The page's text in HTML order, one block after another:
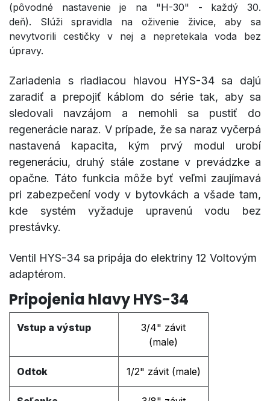
(pôvodné nastavenie je na "H-30" - každý 30.
deň). Slúži spravidla na oživenie živice, aby sa
nevytvorili cestičky v nej a nepretekala voda bez
úpravy.
Zariadenia s riadiacou hlavou HYS-34 sa dajú
zaradiť a prepojiť káblom do série tak,
aby sa
sledovali navzájom a nemohli sa pustiť do
regenerácie naraz. V prípade, že sa naraz vyčerpá
nastavená kapacita, kým prvý modul urobí
regeneráciu, druhý stále zostane v prevádzke a
opačne. Táto funkcia môže byť veľmi zaujímavá
pri zabezpečení vody v bytovkách a všade tam,
kde systém vyžaduje upravenú vodu bez
prestávky.
Ventil HYS-34 sa pripája do elektriny 12 Voltovým
adaptérom.
Pripojenia hlavy HYS-34
Vstup a výstup 3/4" závit
(male)
Odtok 1/2" závit (male)